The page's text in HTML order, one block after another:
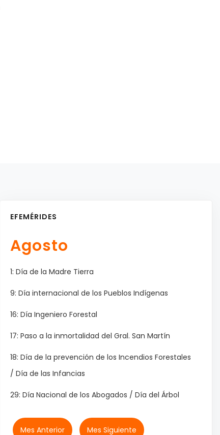
EFEMÉRIDES
Agosto
1: Día de la Madre Tierra
9: Día internacional de los Pueblos Indígenas
16: Día Ingeniero Forestal
17: Paso a la inmortalidad del Gral. San Martín
18: Día de la prevención de los Incendios Forestales
/ Día de las Infancias
29: Día Nacional de los Abogados / Día del Árbol
Mes Anterior Mes Siguiente